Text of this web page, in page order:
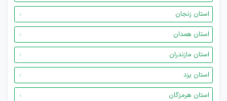
استان زنجان
استان همدان
استان مازندران
استان یزد
استان هرمزگان